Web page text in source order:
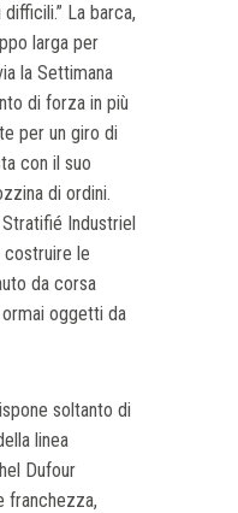
La barca,
larga per
la Settimana
di forza in più
per un giro di
con il suo
di ordini.
Industriel
costruire le
da corsa
ormai oggetti da
soltanto di
linea
Dufour
franchezza,